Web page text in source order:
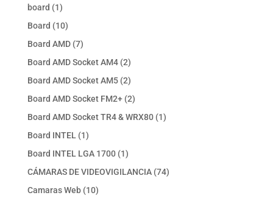
board 11
producto
Board 1010
productos
Board AMD 77
productos
Board AMD Socket AM4 22
productos
Board AMD Socket AM5 22
productos
Board AMD Socket FM2+ 22
productos
Board AMD Socket TR4 & WRX80 11
Board INTEL 11
producto
Board INTEL LGA 1700 11
producto
CÁMARAS DE VIDEOVIGILANCIA 7474
Camaras Web 1010